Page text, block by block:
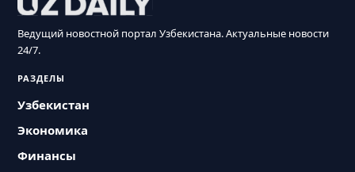
Ведущий новостной портал Узбекистана. Актуальные новости
24/7.
РАЗДЕЛЫ
Узбекистан
Экономика
Финансы